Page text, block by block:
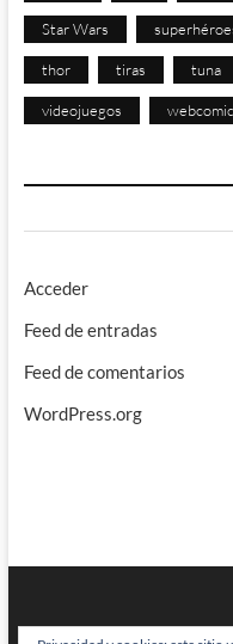
Star Wars
thor tiras tuna
videojuegos
Acceder
Feed de entradas
Feed de comentarios
WordPress.org